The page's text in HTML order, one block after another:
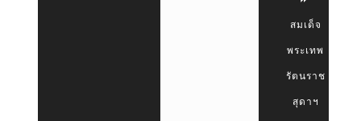
สมเด็จ
พระเทพ
รัตนราช
สุดาฯ